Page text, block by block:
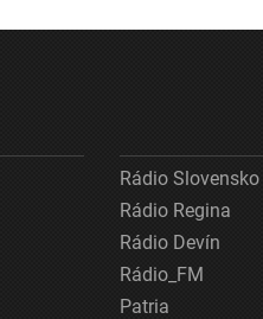
Rádio Slovensko
Rádio Regina
Rádio Devín
Rádio_FM
Patria